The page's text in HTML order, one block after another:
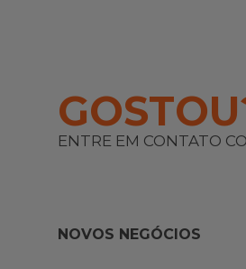
ENTRE EM CONTATO
NOVOS NEGÓCIOS